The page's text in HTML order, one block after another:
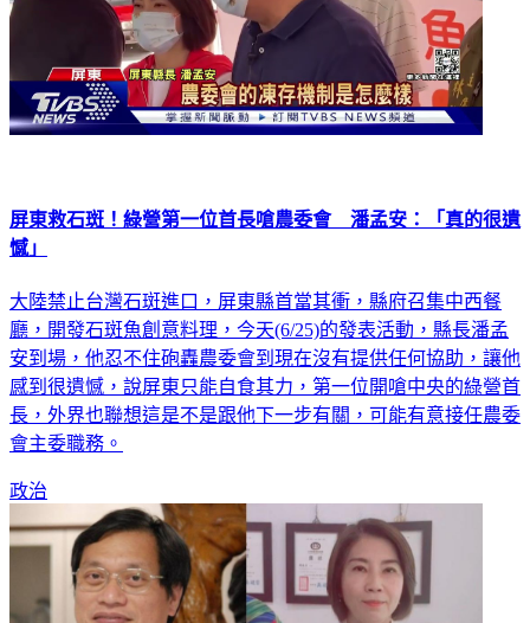
屏東救石斑！綠營第一位首長嗆農委會 潘孟安：「真的很遺
憾」
大陸禁止台灣石斑進口，屏東縣首當其衝，縣府召集中西餐
廳，開發石斑魚創意料理，今天(6/25)的發表活動，縣長潘孟
安到場，他忍不住砲轟農委會到現在沒有提供任何協助，讓他
感到很遺憾，說屏東只能自食其力，第一位開嗆中央的綠營首
長，外界也聯想這是不是跟他下一步有關，可能有意接任農委
會主委職務。
政治